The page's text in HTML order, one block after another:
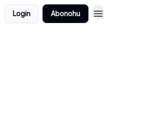
Login Abonohu